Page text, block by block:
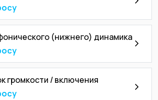
(нижнего) динамика
громкости / включения